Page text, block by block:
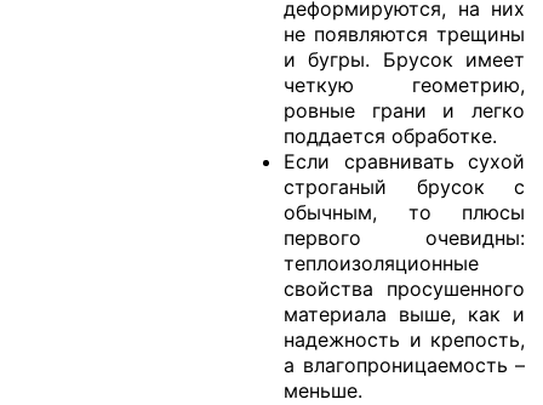
деформируются, на них
не появляются трещины
и бугры. Брусок имеет
четкую геометрию,
ровные грани и легко
поддается обработке.
Если сравнивать сухой
строганый брусок с
обычным, то плюсы
первого очевидны:
теплоизоляционные
свойства просушенного
материала выше, как и
надежность и крепость,
а влагопроницаемость –
меньше.